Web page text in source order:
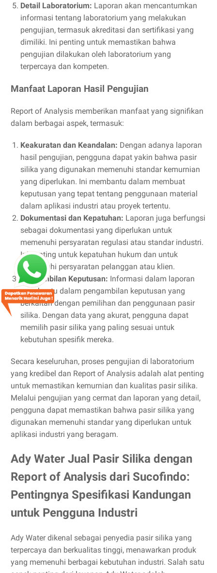
Detail Laboratorium: Laporan akan mencantumkan
informasi tentang laboratorium yang melakukan
pengujian, termasuk akreditasi dan sertifikasi yang
dimiliki. Ini penting untuk memastikan bahwa
pengujian dilakukan oleh laboratorium yang
terpercaya dan kompeten.
Manfaat Laporan Hasil Pengujian
Report of Analysis memberikan manfaat yang signifikan
dalam berbagai aspek, termasuk:
Keakuratan dan Keandalan: Dengan adanya laporan
hasil pengujian, pengguna dapat yakin bahwa pasir
silika yang digunakan memenuhi standar kemurnian
yang diperlukan. Ini membantu dalam membuat
keputusan yang tepat tentang penggunaan material
dalam aplikasi industri atau proyek tertentu.
Dokumentasi dan Kepatuhan: Laporan juga berfungsi
sebagai dokumentasi yang diperlukan untuk
memenuhi persyaratan regulasi atau standar industri.
Ini penting untuk kepatuhan hukum dan untuk
memenuhi persyaratan pelanggan atau klien.
Pengambilan Keputusan: Informasi dalam laporan
membantu dalam pengambilan keputusan yang
berkaitan dengan pemilihan dan penggunaan pasir
silika. Dengan data yang akurat, pengguna dapat
memilih pasir silika yang paling sesuai untuk
kebutuhan spesifik mereka.
Secara keseluruhan, proses pengujian di laboratorium
yang kredibel dan Report of Analysis adalah alat penting
untuk memastikan kemurnian dan kualitas pasir silika.
Melalui pengujian yang cermat dan laporan yang detail,
pengguna dapat memastikan bahwa pasir silika yang
digunakan memenuhi standar yang diperlukan untuk
aplikasi industri yang beragam.
Ady Water Jual Pasir Silika dengan
Report of Analysis dari Sucofindo:
Pentingnya Spesifikasi Kandungan
untuk Pengguna Industri
Ady Water dikenal sebagai penyedia pasir silika yang
terpercaya dan berkualitas tinggi, menawarkan produk
yang memenuhi berbagai kebutuhan industri. Salah satu